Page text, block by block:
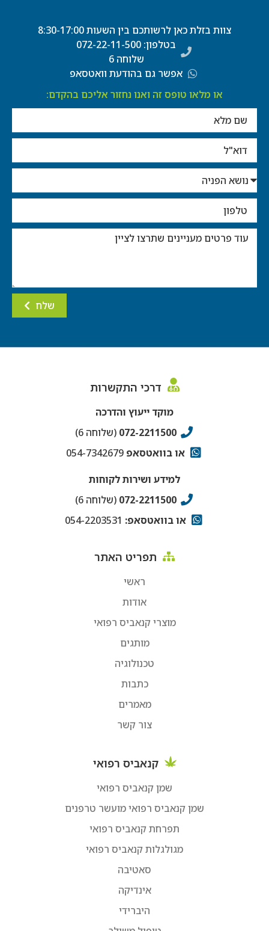
צוות בזלת כאן לרשותכם בין השעות 8:30-17:00
בטלפון: 072-22-11-500
שלוחה 6
אפשר גם בהודעת וואטסאפ
או מלאו טופס זה ואנו נחזור אליכם בהקדם:
שלח
דרכי התקשרות
מוקד ייעוץ והדרכה
072-2211500 (שלוחה 6)
או בוואטסאפ 054-7342679
למידע ושירות לקוחות
072-2211500 (שלוחה 6)
או בוואטסאפ:
תפריט האתר
ראשי
אודות
מוצרי קנאביס רפואי
מותגים
טכנולוגיה
כתבות
מאמרים
צור קשר
קנאביס רפואי
שמן קנאביס רפואי
שמן קנאביס רפואי מועשר טרפנים
תפרחת קנאביס רפואי
מגולגלות קנאביס רפואי
סאטיבה
אינדיקה
היברידי